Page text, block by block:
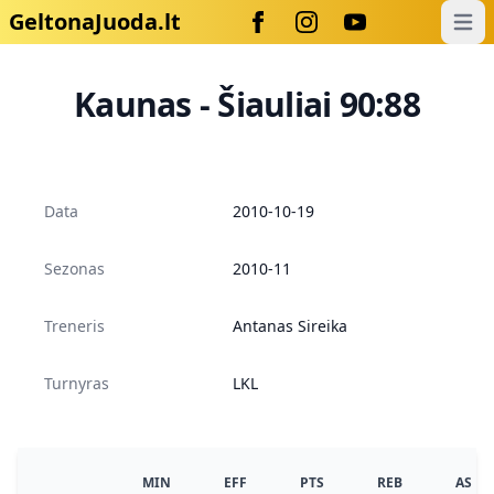
GeltonaJuoda.lt
Kaunas - Šiauliai 90:88
Data 2010-10-19
Sezonas 2010-11
Treneris Antanas Sireika
Turnyras LKL
MIN EFF PTS REB AS